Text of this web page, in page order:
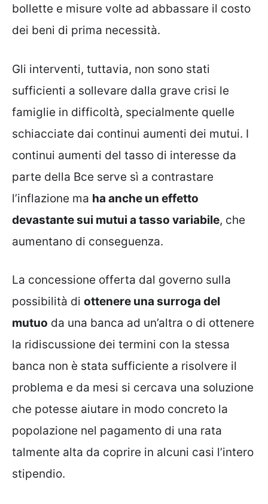
bollette e misure volte ad abbassare il costo
dei beni di prima necessità.
Gli interventi, tuttavia, non sono stati
sufficienti a sollevare dalla grave crisi le
famiglie in difficoltà, specialmente quelle
schiacciate dai continui aumenti dei mutui. I
continui aumenti del tasso di interesse da
parte della Bce serve sì a contrastare
l’inflazione ma ha anche un effetto
devastante sui mutui a tasso variabile, che
aumentano di conseguenza.
La concessione offerta dal governo sulla
possibilità di ottenere una surroga del
mutuo da una banca ad un’altra o di ottenere
la ridiscussione dei termini con la stessa
banca non è stata sufficiente a risolvere il
problema e da mesi si cercava una soluzione
che potesse aiutare in modo concreto la
popolazione nel pagamento di una rata
talmente alta da coprire in alcuni casi l’intero
stipendio.